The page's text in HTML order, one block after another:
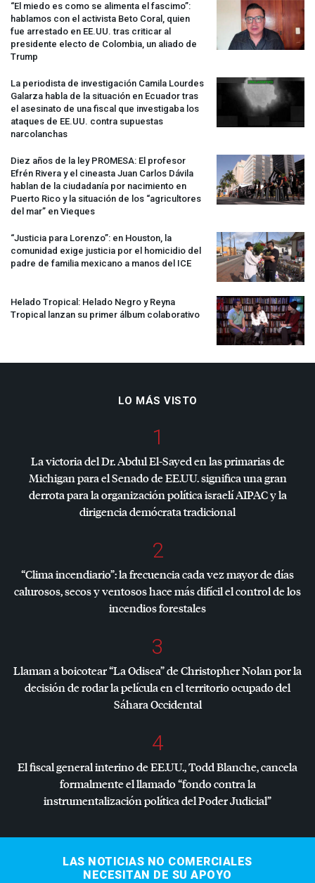
“El miedo es como se alimenta el fascimo”:
hablamos con el activista Beto Coral, quien
fue arrestado en EE.UU. tras criticar al
presidente electo de Colombia, un aliado de
Trump
La periodista de investigación Camila Lourdes
Galarza habla de la situación en Ecuador tras
el asesinato de una fiscal que investigaba los
ataques de EE.UU. contra supuestas
narcolanchas
Diez años de la ley PROMESA: El profesor
Efrén Rivera y el cineasta Juan Carlos Dávila
hablan de la ciudadanía por nacimiento en
Puerto Rico y la situación de los “agricultores
del mar” en Vieques
“Justicia para Lorenzo”: en Houston, la
comunidad exige justicia por el homicidio del
padre de familia mexicano a manos del ICE
Helado Tropical: Helado Negro y Reyna
Tropical lanzan su primer álbum colaborativo
LO MÁS VISTO
1
La victoria del Dr. Abdul El-Sayed en las primarias de
Michigan para el Senado de EE.UU. significa una gran
derrota para la organización política israelíAIPACy la
dirigencia demócrata tradicional
2
“Clima incendiario”: la frecuencia cada vez mayor de días
calurosos, secos y ventosos hace más difícil el control de los
incendios forestales
3
Llaman a boicotear “La Odisea” de Christopher Nolan por la
decisión de rodar la película en el territorio ocupado del
Sáhara Occidental
4
El fiscal general interino de EE.UU., Todd Blanche, cancela
formalmente el llamado “fondo contra la
instrumentalización política del Poder Judicial”
LAS NOTICIAS NO COMERCIALES
NECESITAN DE SU APOYO